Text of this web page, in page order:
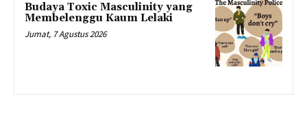
Budaya Toxic Masculinity yang
Membelenggu Kaum Lelaki
Jumat, 7 Agustus 2026